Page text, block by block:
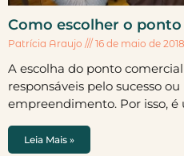
Como escolher o
Patrícia Araujo 16 de maio de 2018
A escolha do ponto
responsáveis pelo sucesso
empreendimento. Por isso, é
Leia Mais »